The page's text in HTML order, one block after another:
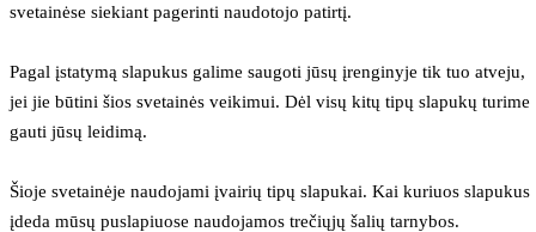
svetainėse siekiant pagerinti naudotojo patirtį.
Pagal įstatymą slapukus galime saugoti jūsų įrenginyje tik tuo atveju,
jei jie būtini šios svetainės veikimui. Dėl visų kitų tipų slapukų turime
gauti jūsų leidimą.
Šioje svetainėje naudojami įvairių tipų slapukai. Kai kuriuos slapukus
įdeda mūsų puslapiuose naudojamos trečiųjų šalių tarnybos.